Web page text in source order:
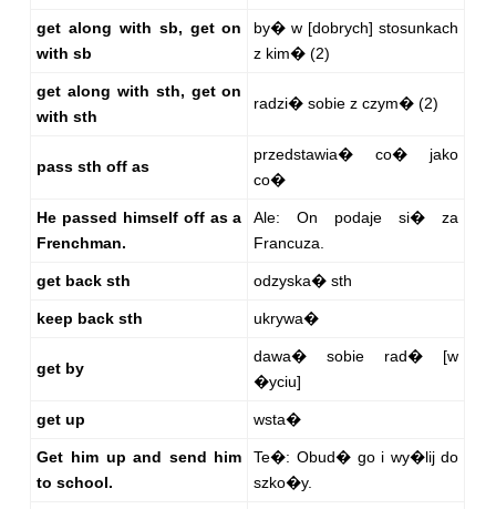
get along with sb, get on
with sb
by� w [dobrych] stosunkach
z kim� (2)
get along with sth, get on
with sth
radzi� sobie z czym� (2)
pass sth off as
przedstawia� co� jako
co�
He passed himself off as a
Frenchman.
Ale: On podaje si� za
Francuza.
get back sth odzyska� sth
keep back sth ukrywa�
get by
dawa� sobie rad� [w
�yciu]
get up wsta�
Get him up and send him
to school.
Te�: Obud� go i wy�lij do
szko�y.